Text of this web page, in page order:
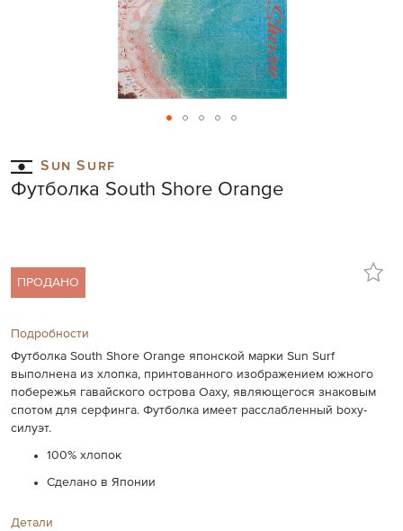
to
the
beginning
gallery
Sun Surf
Футболка South Shore Orange
ПРОДАНО
Подробности
Футболка South Shore Orange японской марки Sun Surf
выполнена из хлопка, принтованного изображением южного
побережья гавайского острова Оаху, являющегося знаковым
спотом для серфинга. Футболка имеет расслабленный boxy-
силуэт.
100% хлопок
Сделано в Японии
Детали